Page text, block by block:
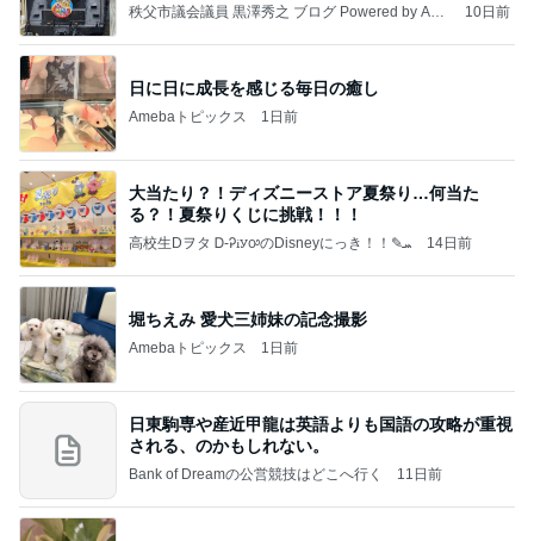
秩父市議会議員 黒澤秀之 ブログ Powered by Ame
10日前
日に日に成長を感じる毎日の癒し
Amebaトピックス 1日前
大当たり？！ディズニーストア夏祭り…何当た
る？！夏祭りくじに挑戦！！！
高校生Dヲタ Ꭰ-ᎮꭵꭹꭴのDisneyにっき！！✎ܚ 14日前
堀ちえみ 愛犬三姉妹の記念撮影
Amebaトピックス 1日前
日東駒専や産近甲龍は英語よりも国語の攻略が重視
される、のかもしれない。
Bank of Dreamの公営競技はどこへ行く 11日前